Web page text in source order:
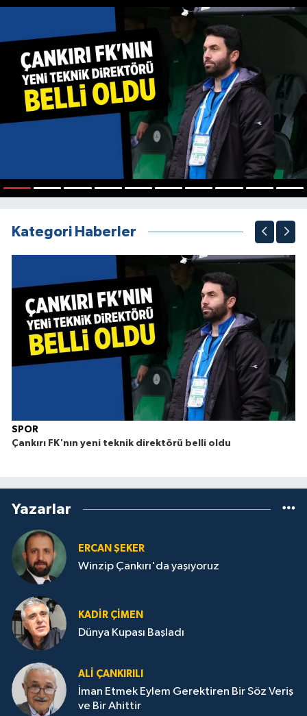
Kategori Haberler
SPOR
Çankırı FK'nın yeni teknik direktörü belli oldu
Yazarlar
ERCAN ŞEKER
Winzip Çankırı'da yaşıyoruz
KADIR ÇIMEN
Dünya Kupası Başladı
ALI ÇANKIRILI
İman Etmek Eylem Gerektiren Bir Söz Veriş
ve Bir Ahittir